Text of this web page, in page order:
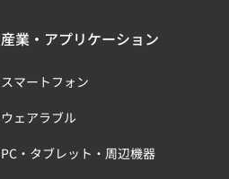
産業・アプリケーション
スマートフォン
ウェアラブル
PC・タブレット・周辺機器